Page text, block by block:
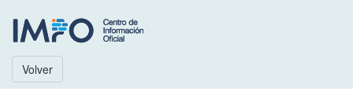
Volver